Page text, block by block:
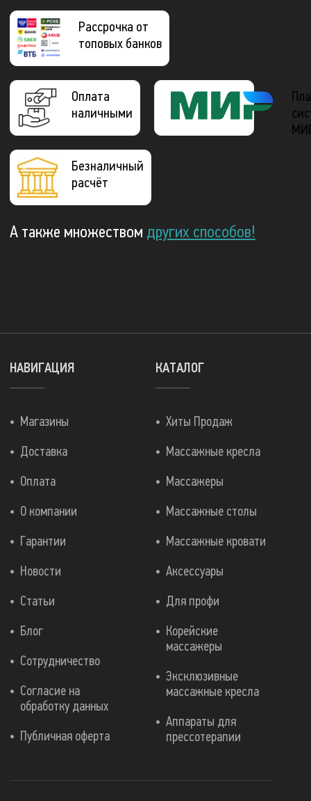
Рассрочка от
топовых банков
Оплата
наличными
Безналичный
расчёт
А также множеством других способов!
КАТАЛОГ
Хиты Продаж
Массажные кресла
Массажеры
Массажные столы
Массажные кровати
Аксессуары
Для профи
Корейские
массажеры
Эксклюзивные
массажные кресла
Аппараты для
прессотерапии
НАВИГАЦИЯ
Магазины
Доставка
Оплата
О компании
Гарантии
Новости
Статьи
Блог
Сотрудничество
Согласие на
обработку данных
Публичная оферта